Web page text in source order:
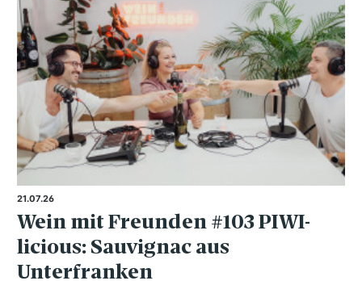
21.07.26
Wein mit Freunden #103 PIWI-
licious: Sauvignac aus
Unterfranken